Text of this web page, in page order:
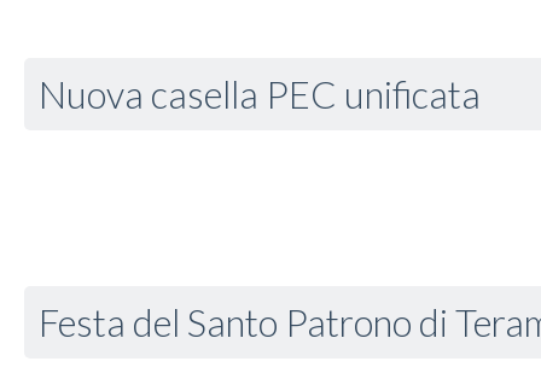
Nuova casella PEC unificata
Festa del Santo Patrono di